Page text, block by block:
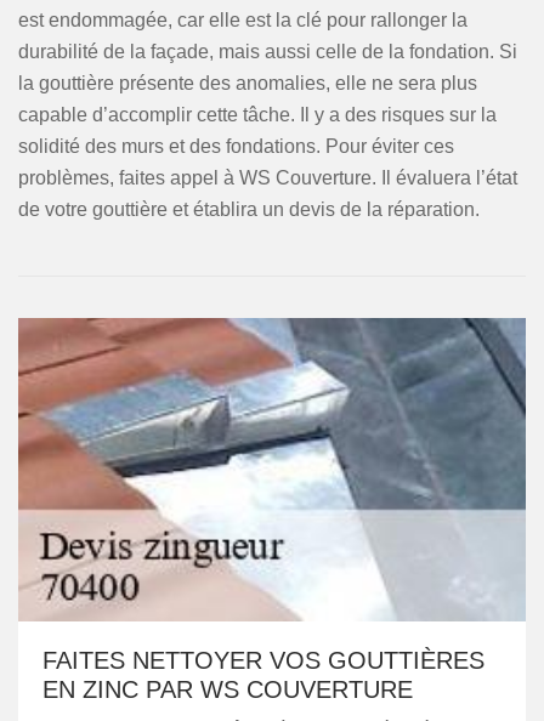
est endommagée, car elle est la clé pour rallonger la
durabilité de la façade, mais aussi celle de la fondation. Si
la gouttière présente des anomalies, elle ne sera plus
capable d’accomplir cette tâche. Il y a des risques sur la
solidité des murs et des fondations. Pour éviter ces
problèmes, faites appel à WS Couverture. Il évaluera l’état
de votre gouttière et établira un devis de la réparation.
FAITES NETTOYER VOS GOUTTIÈRES
EN ZINC PAR WS COUVERTURE